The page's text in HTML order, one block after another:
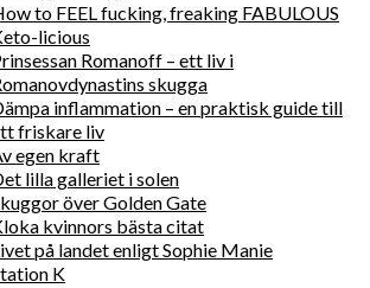
to FEEL fucking, freaking FABULOUS
licious
Romanoff – ett liv i
skugga
inflammation – en praktisk guide till
friskare liv
egen kraft
lilla galleriet i solen
över Golden Gate
kvinnors bästa citat
på landet enligt Sophie Manie
K